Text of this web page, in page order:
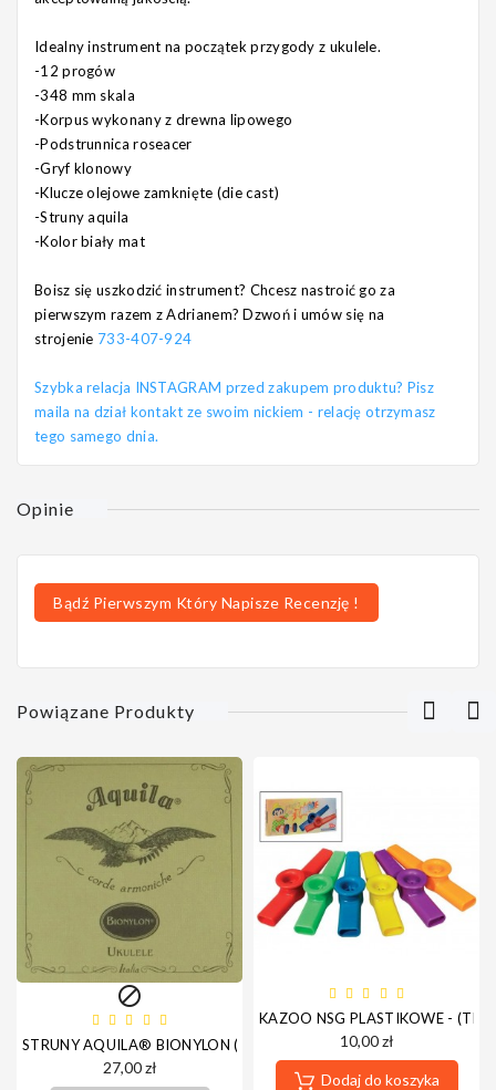
Idealny instrument na początek przygody z ukulele.
-12 progów
-348 mm skala
-Korpus wykonany z drewna lipowego
-Podstrunnica roseacer
-Gryf klonowy
-Klucze olejowe zamknięte (die cast)
-Struny aquila
-Kolor biały mat
Boisz się uszkodzić instrument? Chcesz nastroić go za
pierwszym razem z Adrianem? Dzwoń i umów się na
strojenie 733-407-924
Szybka relacja INSTAGRAM przed zakupem produktu? Pisz
maila na dział kontakt ze swoim nickiem - relację otrzymasz
tego samego dnia.
Opinie
Bądź Pierwszym Który Napisze Recenzję !
Powiązane Produkty

STRUNY AQUILA® BIONYLON (UKULELE SOPRANOWE)
27,00 zł
KAZOO NSG PLASTIKOWE -
10,00 zł
Dodaj do koszyka